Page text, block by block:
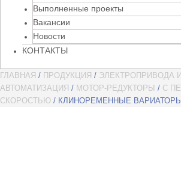
Выполненные проекты
Вакансии
Новости
КОНТАКТЫ
ГЛАВНАЯ / ПРОДУКЦИЯ / ЭЛЕКТРОПРИВОДА И
АВТОМАТИЗАЦИЯ / МОТОР-РЕДУКТОРЫ / С
СКОРОСТЬЮ / КЛИНОРЕМЕННЫЕ